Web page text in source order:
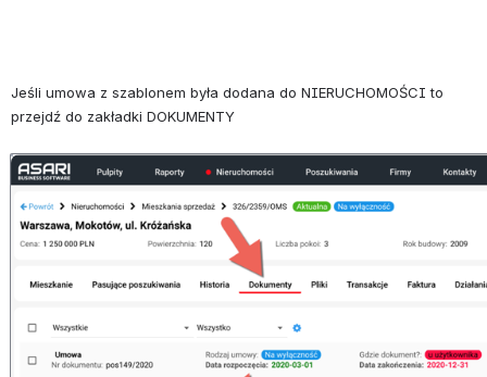
Jeśli umowa z szablonem była dodana do NIERUCHOMOŚCI to
przejdź do zakładki DOKUMENTY
Otwórz